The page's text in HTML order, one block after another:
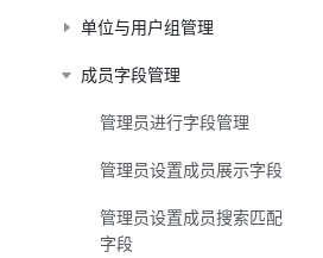
单位与用户组管理
成员字段管理
管理员进行字段管理
管理员设置成员展示字段
管理员设置成员搜索匹配
字段